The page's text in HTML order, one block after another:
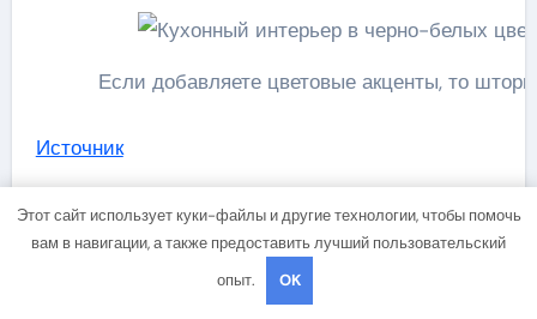
Если добавляете цветовые акценты, то
Источник
Этот сайт использует куки-файлы и другие технологии, чтобы помочь
вам в навигации, а также предоставить лучший пользовательский
опыт.
OK